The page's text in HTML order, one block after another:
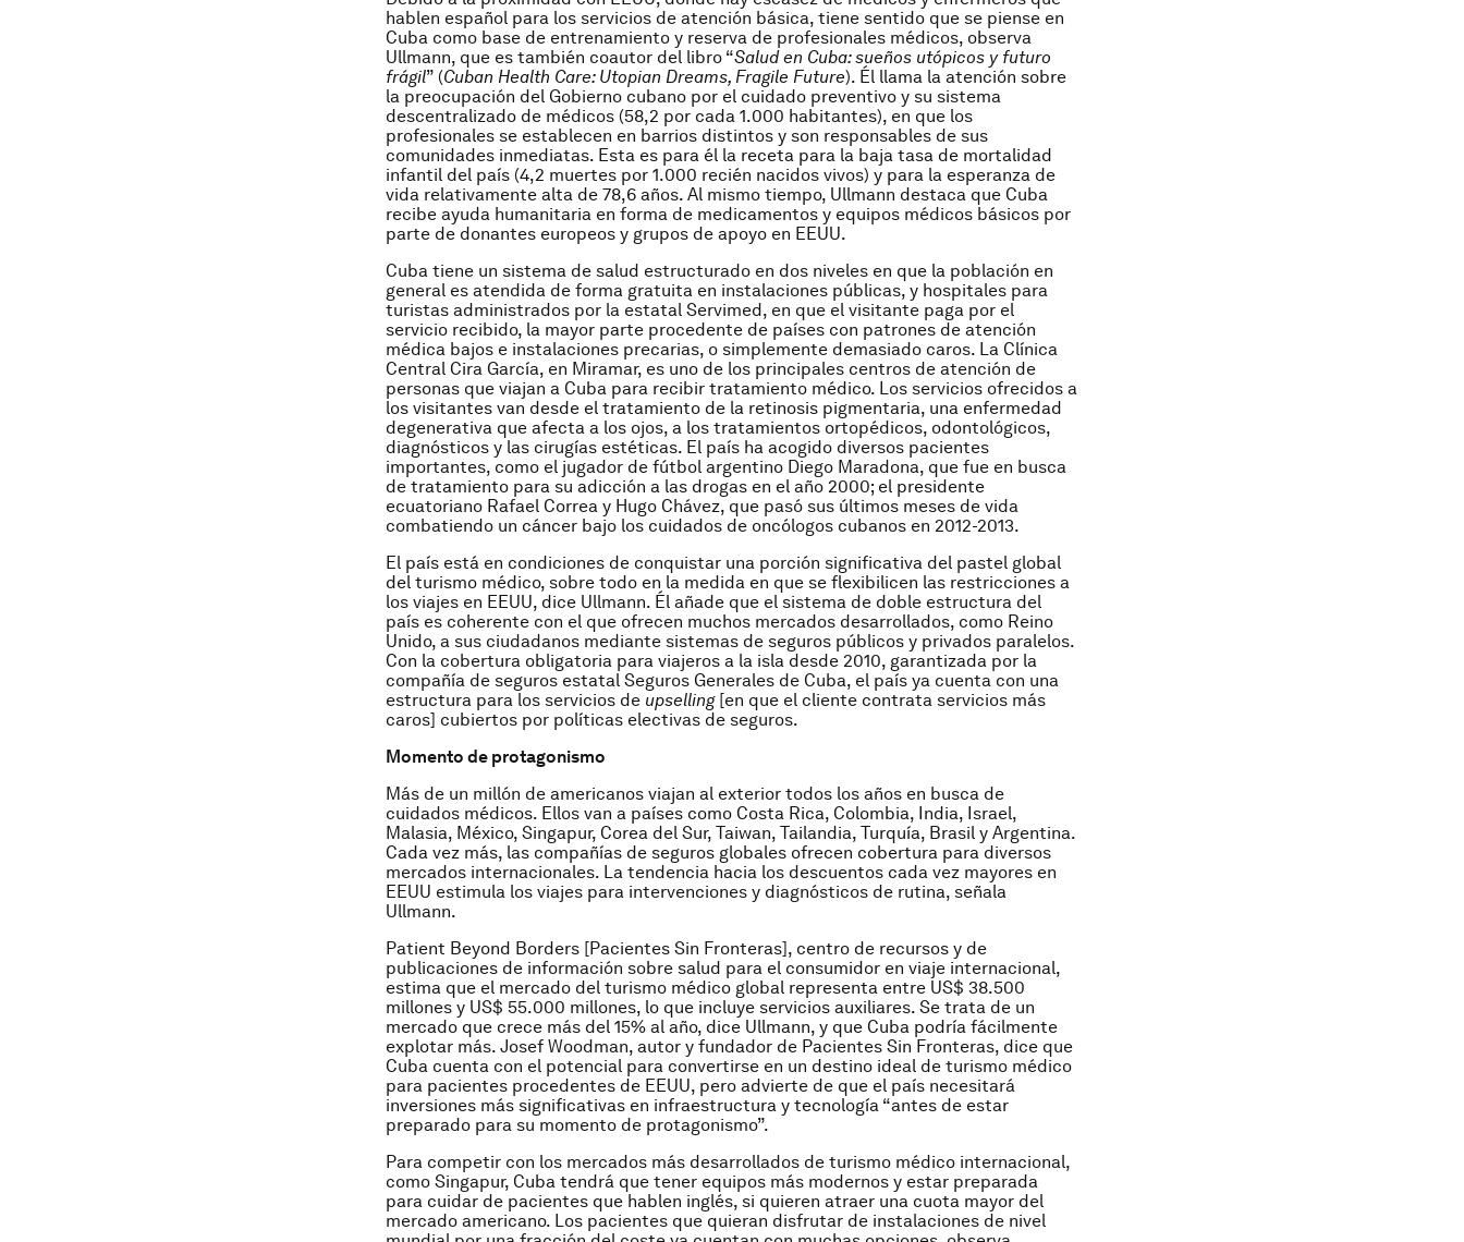
hablen español para los servicios de atención básica, tiene sentido que se piense en
Cuba como base de entrenamiento y reserva de profesionales médicos, observa
Ullmann, que es también coautor del libro “Salud en Cuba: sueños utópicos y futuro
frágil” (Cuban Health Care: Utopian Dreams, Fragile Future). Él llama la atención sobre
la preocupación del Gobierno cubano por el cuidado preventivo y su sistema
descentralizado de médicos (58,2 por cada 1.000 habitantes), en que los
profesionales se establecen en barrios distintos y son responsables de sus
comunidades inmediatas. Esta es para él la receta para la baja tasa de mortalidad
infantil del país (4,2 muertes por 1.000 recién nacidos vivos) y para la esperanza de
vida relativamente alta de 78,6 años. Al mismo tiempo, Ullmann destaca que Cuba
recibe ayuda humanitaria en forma de medicamentos y equipos médicos básicos por
parte de donantes europeos y grupos de apoyo en EEUU.
Cuba tiene un sistema de salud estructurado en dos niveles en que la población en
general es atendida de forma gratuita en instalaciones públicas, y hospitales para
turistas administrados por la estatal Servimed, en que el visitante paga por el
servicio recibido, la mayor parte procedente de países con patrones de atención
médica bajos e instalaciones precarias, o simplemente demasiado caros. La Clínica
Central Cira García, en Miramar, es uno de los principales centros de atención de
personas que viajan a Cuba para recibir tratamiento médico. Los servicios ofrecidos a
los visitantes van desde el tratamiento de la retinosis pigmentaria, una enfermedad
degenerativa que afecta a los ojos, a los tratamientos ortopédicos, odontológicos,
diagnósticos y las cirugías estéticas. El país ha acogido diversos pacientes
importantes, como el jugador de fútbol argentino Diego Maradona, que fue en busca
de tratamiento para su adicción a las drogas en el año 2000; el presidente
ecuatoriano Rafael Correa y Hugo Chávez, que pasó sus últimos meses de vida
combatiendo un cáncer bajo los cuidados de oncólogos cubanos en 2012-2013.
El país está en condiciones de conquistar una porción significativa del pastel global
del turismo médico, sobre todo en la medida en que se flexibilicen las restricciones a
los viajes en EEUU, dice Ullmann. Él añade que el sistema de doble estructura del
país es coherente con el que ofrecen muchos mercados desarrollados, como Reino
Unido, a sus ciudadanos mediante sistemas de seguros públicos y privados paralelos.
Con la cobertura obligatoria para viajeros a la isla desde 2010, garantizada por la
compañía de seguros estatal Seguros Generales de Cuba, el país ya cuenta con una
estructura para los servicios de upselling[en que el cliente contrata servicios más
caros] cubiertos por políticas electivas de seguros.
Momento de protagonismo
Más de un millón de americanos viajan al exterior todos los años en busca de
cuidados médicos. Ellos van a países como Costa Rica, Colombia, India, Israel,
Malasia, México, Singapur, Corea del Sur, Taiwan, Tailandia, Turquía, Brasil y Argentina.
Cada vez más, las compañías de seguros globales ofrecen cobertura para diversos
mercados internacionales. La tendencia hacia los descuentos cada vez mayores en
EEUU estimula los viajes para intervenciones y diagnósticos de rutina, señala
Ullmann.
Patient Beyond Borders [Pacientes Sin Fronteras], centro de recursos y de
publicaciones de información sobre salud para el consumidor en viaje internacional,
estima que el mercado del turismo médico global representa entre US$ 38.500
millones y US$ 55.000 millones, lo que incluye servicios auxiliares. Se trata de un
mercado que crece más del 15% al año, dice Ullmann, y que Cuba podría fácilmente
explotar más. Josef Woodman, autor y fundador de Pacientes Sin Fronteras, dice que
Cuba cuenta con el potencial para convertirse en un destino ideal de turismo médico
para pacientes procedentes de EEUU, pero advierte de que el país necesitará
inversiones más significativas en infraestructura y tecnología “antes de estar
preparado para su momento de protagonismo”.
Para competir con los mercados más desarrollados de turismo médico internacional,
como Singapur, Cuba tendrá que tener equipos más modernos y estar preparada
para cuidar de pacientes que hablen inglés, si quieren atraer una cuota mayor del
mercado americano. Los pacientes que quieran disfrutar de instalaciones de nivel